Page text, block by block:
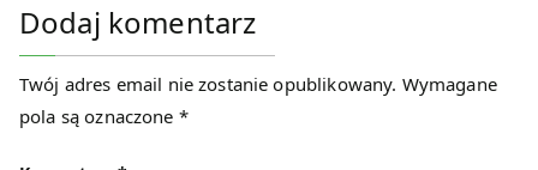
Dodaj komentarz
Twój adres email nie zostanie opublikowany. Wymagane
pola są oznaczone *